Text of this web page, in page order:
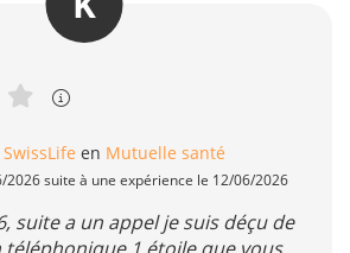
SwissLife en Mutuelle santé
2026 suite à une expérience le 12/06/2026
suite a un appel je suis déçu de